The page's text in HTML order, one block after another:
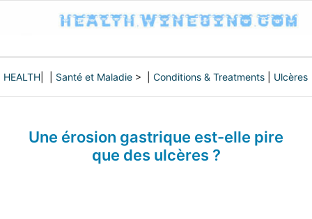
HEALTH Santé et Maladie > | Conditions & Treatments Ulcères
Une érosion gastrique est-elle pire
que des ulcères ?